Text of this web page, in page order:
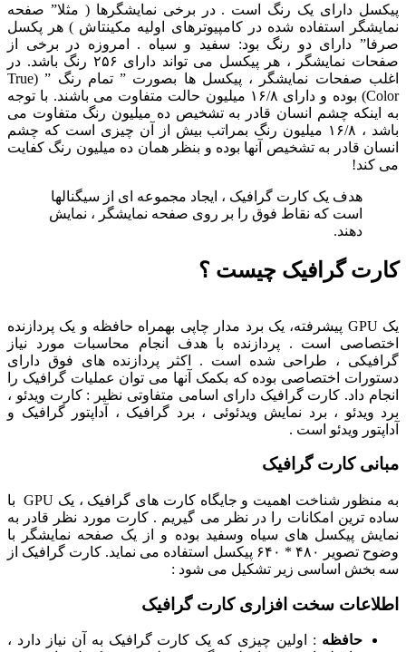
پیکسل دارای یک رنگ است . در برخی نمایشگرها ( مثلا” صفحه
نمایشگر استفاده شده در کامپیوترهای اولیه مکینتاش ) هر پکسل
صرفا” دارای دو رنگ بود: سفید و سیاه . امروزه در برخی از
صفحات نمایشگر ، هر پیکسل می تواند دارای ۲۵۶ رنگ باشد. در
اغلب صفحات نمایشگر ، پیکسل ها بصورت ” تمام رنگ ” (True
Color
) بوده و دارای ۱۶/۸ میلیون حالت متفاوت می باشند. با توجه
به اینکه چشم انسان قادر به تشخیص ده میلیون رنگ متفاوت می
باشد ، ۱۶/۸ میلیون رنگ بمراتب بیش از آن چیزی است که چشم
انسان قادر به تشخیص آنها بوده و بنظر همان ده میلیون رنگ کفایت
می کند!
هدف یک کارت گرافیک ، ایجاد مجموعه ای از سیگنالها
است که نقاط فوق را بر روی صفحه نمایشگر ، نمایش
دهند.
کارت گرافیک چیست ؟
یک GPU پیشرفته، یک برد مدار چاپی بهمراه حافظه و یک پردازنده
اختصاصی است . پردازنده با هدف انجام محاسبات مورد نیاز
گرافیکی ، طراحی شده است . اکثر پردازنده های فوق دارای
دستورات اختصاصی بوده که بکمک آنها می توان عملیات گرافیک را
انجام داد. کارت گرافیک دارای اسامی متفاوتی نظیر : کارت ویدئو ،
برد ویدئو ، برد نمایش ویدئوئی ، برد گرافیک ، آداپتور گرافیک و
آداپتور ویدئو است .
مبانی کارت گرافیک
به منظور شناخت اهمیت و جایگاه کارت های گرافیک ، یک GPU با
ساده ترین امکانات را در نظر می گیریم . کارت مورد نظر قادر به
نمایش پیکسل های سیاه وسفید بوده و از یک صفحه نمایشگر با
وضوح تصویر ۴۸۰ * ۶۴۰ پیکسل استفاده می نماید. کارت گرافیک از
سه بخش اساسی زیر تشکیل می شود :
اطلاعات سخت افزاری کارت گرافیک
حافظه : اولین چیزی که یک کارت گرافیک به آن نیاز دارد ،